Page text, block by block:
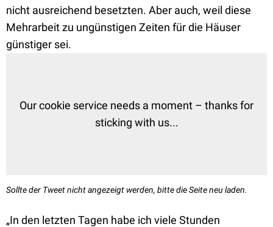
nicht ausreichend besetzten. Aber auch, weil diese
Mehrarbeit zu ungünstigen Zeiten für die Häuser
günstiger sei.
Our cookie service needs a moment – thanks for
sticking with us...
Sollte der Tweet nicht angezeigt werden, bitte die Seite neu laden.
„In den letzten Tagen habe ich viele Stunden